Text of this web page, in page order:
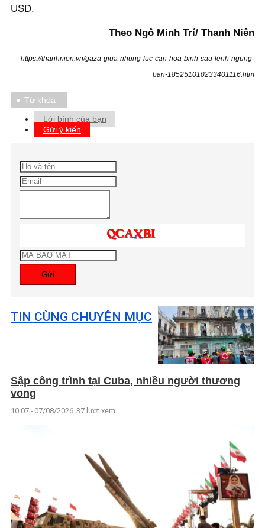
USD.
Theo Ngô Minh Trí/ Thanh Niên
https://thanhnien.vn/gaza-giua-nhung-luc-can-hoa-binh-sau-lenh-ngung-
ban-185251010233401116.htm
Từ khóa
Lời bình của bạn
Gửi ý kiến
Gửi
TIN CÙNG CHUYÊN MỤC
Sập công trình tại Cuba, nhiều người thương
vong
10:07 - 07/08/2026 37 lượt xem